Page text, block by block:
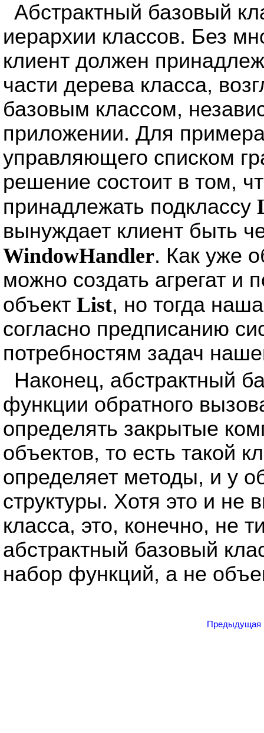
Абстрактный базовый
иерархии классов. Без
клиент должен
части дерева класса,
базовым классом,
приложении. Для
управляющего списком
решение состоит в том,
принадлежать подклассу
вынуждает клиент быть
WindowHandler. Как уже
можно создать агрегат и
объект List, но тогда
согласно предписанию
потребностям задач
Наконец, абстрактный
функции обратного
определять закрытые
объектов, то есть такой
определяет методы, и у
структуры. Хотя это и не
класса, это, конечно, не
абстрактный базовый
набор функций, а не
Предыдущая